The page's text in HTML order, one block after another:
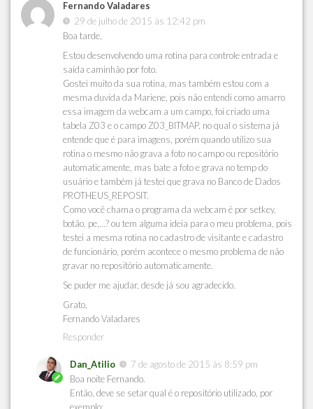
Fernando Valadares
29 de julho de 2015 às 12:42 pm
Boa tarde,
Estou desenvolvendo uma rotina para controle entrada e
saída caminhão por foto.
Gostei muito da sua rotina, mas também estou com a
mesma duvida da Mariene, pois não entendi como amarro
essa imagem da webcam a um campo, foi criado uma
tabela Z03 e o campo Z03_BITMAP, no qual o sistema já
entende que é para imagens, porém quando utilizo sua
rotina o mesmo não grava a foto no campo ou repositório
automaticamente, mas bate a foto e grava no temp do
usuário e também já testei que grava no Banco de Dados
PROTHEUS_REPOSIT.
Como você chama o programa da webcam é por setkey,
botão, pe,…? ou tem alguma ideia para o meu problema, pois
testei a mesma rotina no cadastro de visitante e cadastro
de funcionário, porém acontece o mesmo problema de não
gravar no repositório automaticamente.
Se puder me ajudar, desde já sou agradecido.
Grato,
Fernando Valadares
Responder
Dan_Atilio
7 de agosto de 2015 às 8:59 pm
Boa noite Fernando.
Então, deve se setar qual é o repositório utilizado, por